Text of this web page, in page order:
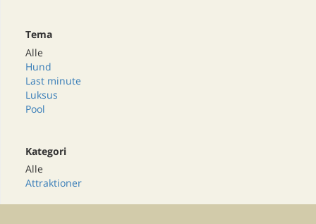
Tema
Alle
Hund
Last minute
Luksus
Pool
Kategori
Alle
Attraktioner